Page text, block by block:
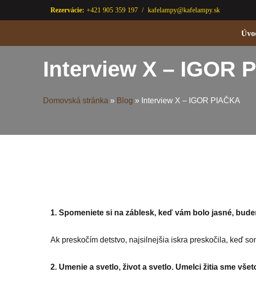
Rezervácie: +421 905 359 197 / kafelampy@kafelampy.sk
Interview X – IGOR
Domovská stránka » Blog » Interview X – IGOR PIAČKA
1. Spomeniete si na záblesk, keď vám bolo jasné,
Ak preskočím detstvo, najsilnejšia iskra preskočila, keď
2. Umenie a svetlo, život a svetlo. Umelci žitia sme